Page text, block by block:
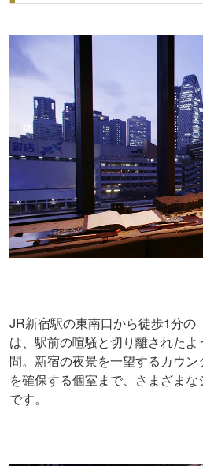
JR新宿駅の東南口から徒歩1分の
は、駅前の喧騒と切り離された
間。新宿の夜景を一望するカウ
を確保する個室まで、さまざま
です。